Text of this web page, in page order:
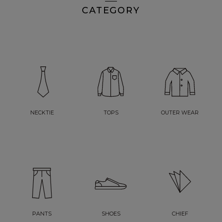
CATEGORY
NECKTIE TOPS OUTER WEAR
PANTS SHOES CHIEF